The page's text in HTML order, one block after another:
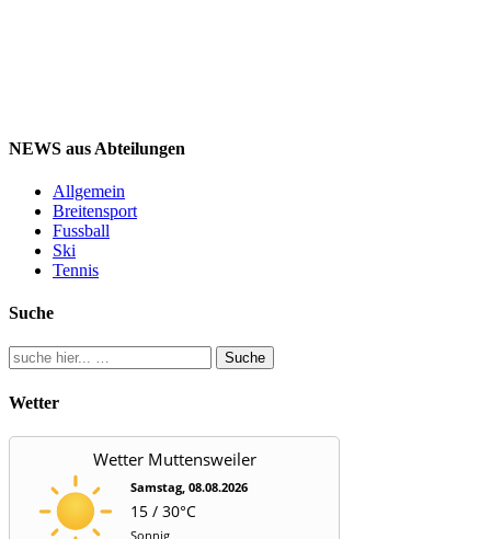
NEWS aus Abteilungen
Allgemein
Breitensport
Fussball
Ski
Tennis
Suche
Suche
Wetter
Wetter Muttensweiler
Samstag, 08.08.2026
15 / 30°C
Sonnig